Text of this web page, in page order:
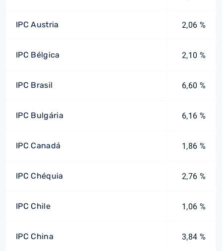
IPC Austria 2,06 %
IPC Bélgica 2,10 %
IPC Brasil 6,60 %
IPC Bulgária 6,16 %
IPC Canadá 1,86 %
IPC Chéquia 2,76 %
IPC Chile 1,06 %
IPC China 3,84 %